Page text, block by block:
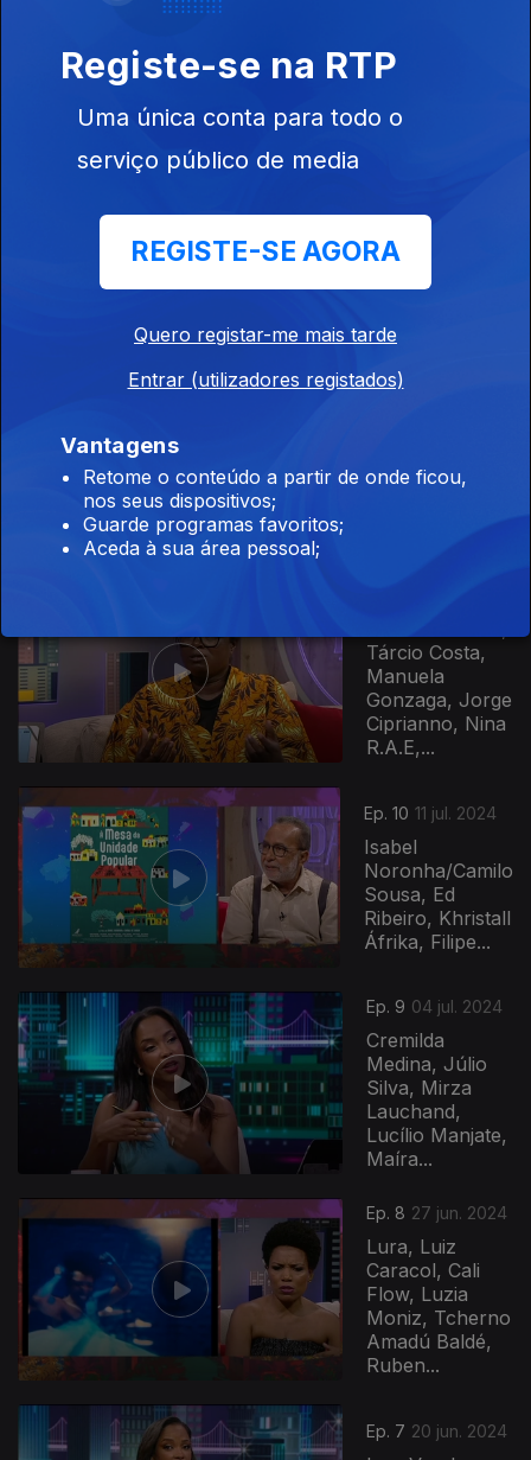
Carlos Paca,
Freire,...
Odete Semedo,
Amadu Dafé,
Guelson
Photagrapher,
Scaitt...
Ep. 12
Nella Santo,
Carlos Injai,
Tárcio Costa,
Manuela
Gonzaga, Jorge
Ciprianno, Nina
R.A.E,...
Ep. 10 11 jul. 2024
Isabel
Noronha/Camilo
Sousa, Ed
Ribeiro, Khristall
Áfrika, Filipe...
Ep. 9 04 jul. 2024
Cremilda
Medina, Júlio
Silva, Mirza
Lauchand,
Lucílio Manjate,
Maíra...
Ep. 8 27 jun. 2024
Lura, Luiz
Caracol, Cali
Flow, Luzia
Moniz, Tcherno
Amadú Baldé,
Ruben...
Ep. 7 20 jun. 2024
Registe-se na RTP
Uma única conta para todo o
serviço público de media
REGISTE-SE AGORA
Quero registar-me mais tarde
Entrar (utilizadores registados)
Vantagens
Retome o conteúdo a partir de onde ficou,
nos seus dispositivos;
Guarde programas favoritos;
Aceda à sua área pessoal;